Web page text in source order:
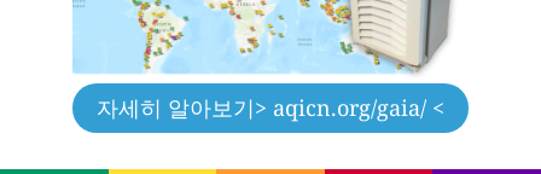
자세히 알아보기> aqicn.org/gaia/ <